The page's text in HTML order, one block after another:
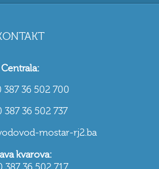
Centrala:
387 36 502 700
387 36 502 737
mostar-rj2.ba
kvarova: